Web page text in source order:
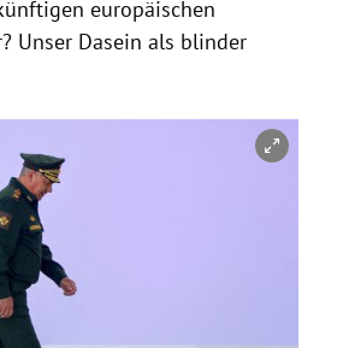
europäischen
Unser Dasein als blinder
schließen